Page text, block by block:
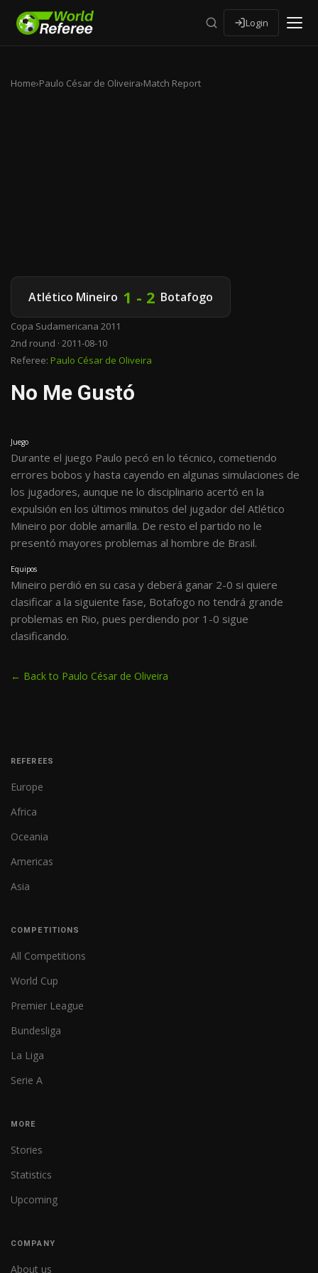
Login
Home›Paulo César de Oliveira›Match Report
Atlético Mineiro 1 - 2 Botafogo
Copa Sudamericana 2011
2nd round · 2011-08-10
Referee: Paulo César de Oliveira
No Me Gustó
Juego
Durante el juego Paulo pecó en lo técnico, cometiendo
errores bobos y hasta cayendo en algunas simulaciones de
los jugadores, aunque ne lo disciplinario acertó en la
expulsión en los últimos minutos del jugador del Atlético
Mineiro por doble amarilla. De resto el partido no le
presentó mayores problemas al hombre de Brasil.
Equipos
Mineiro perdió en su casa y deberá ganar 2-0 si quiere
clasificar a la siguiente fase, Botafogo no tendrá grande
problemas en Rio, pues perdiendo por 1-0 sigue
clasificando.
← Back to Paulo César de Oliveira
REFEREES
Europe
Africa
Oceania
Americas
Asia
COMPETITIONS
All Competitions
World Cup
Premier League
Bundesliga
La Liga
Serie A
MORE
Stories
Statistics
Upcoming
COMPANY
About us